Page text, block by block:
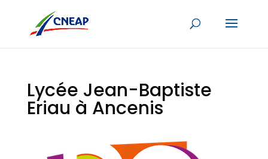
Lycée Jean-Baptiste
Eriau à Ancenis